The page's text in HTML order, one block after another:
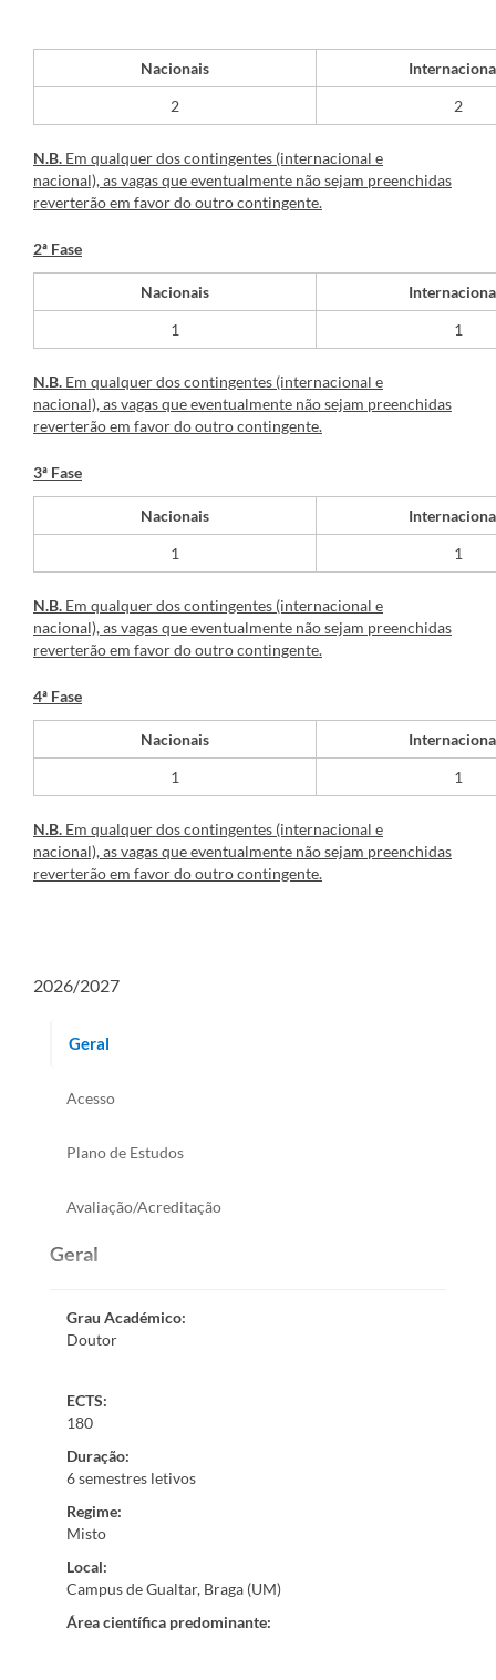
Nacionais
​2
2
N.B. Em qualquer dos contingentes (internacional e
nacional), as vagas que eventualmente não sejam preenchidas
reverterão em favor do outro contingente.
2ª Fase
Nacionais
​1
1
N.B. Em qualquer dos contingentes (internacional e
nacional), as vagas que eventualmente não sejam preenchidas
reverterão em favor do outro contingente.
3ª Fase
Nacionais
​1
1
N.B. Em qualquer dos contingentes (internacional e
nacional), as vagas que eventualmente não sejam preenchidas
reverterão em favor do outro contingente.
4ª Fase
Nacionais
​1
1
N.B. Em qualquer dos contingentes (internacional e
nacional), as vagas que eventualmente não sejam preenchidas
reverterão em favor do outro contingente.
2026/2027
Geral
Acesso
Plano de Estudos
Avaliação/Acreditação
Geral
Grau Académico:
Doutor
ECTS:
180
Duração:
6 semestres letivos
Regime:
Misto
Local:
Campus de Gualtar, Braga (UM)
Área científica predominante: